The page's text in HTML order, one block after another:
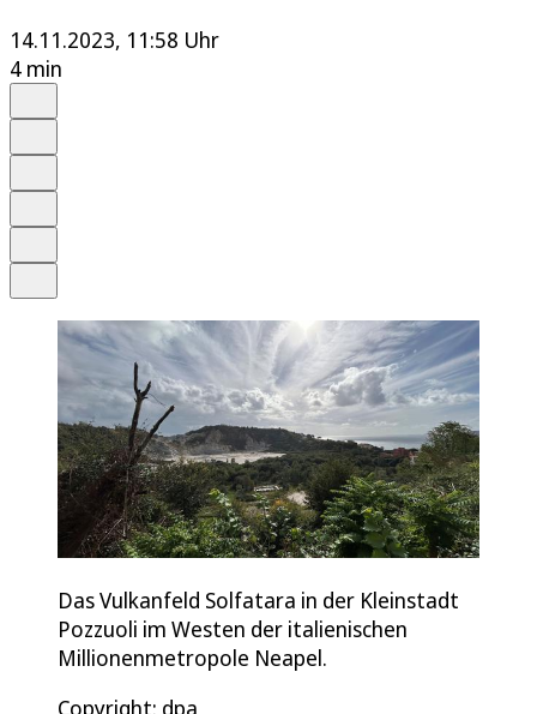
14.11.2023, 11:58 Uhr
4 min
Das Vulkanfeld Solfatara in der Kleinstadt
Pozzuoli im Westen der italienischen
Millionenmetropole Neapel.